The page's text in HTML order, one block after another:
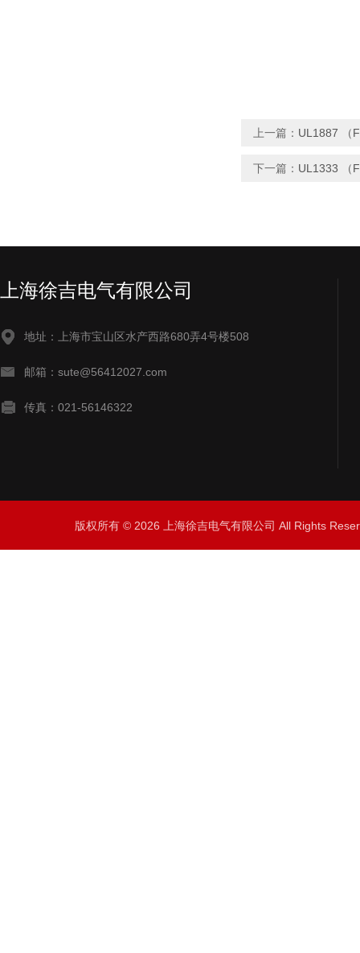
上一篇： UL1887 （
下一篇： UL1333 （
上海徐吉电气有限公司
地址：上海市宝山区水产西路680弄4号楼508
邮箱：sute@56412027.com
传真：021-56146322
版权所有 © 2026 上海徐吉电气有限公司 All Rights